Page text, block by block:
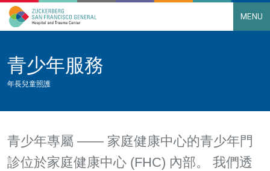
Main Navigation MENU
青少年服務
年長兒童照護
青少年專屬 —— 家庭健康中心的青少年門
診位於家庭健康中心 (FHC) 內部。 我們透